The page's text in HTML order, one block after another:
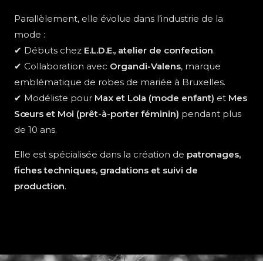
Parallèlement, elle évolue dans l’industrie de la
mode :
✔ Débuts chez E.L.D.E., atelier de confection.
✔ Collaboration avec Organdi-Valens, marque
emblématique de robes de mariée à Bruxelles.
✔ Modéliste pour Max et Lola (mode enfant) et Mes
Sœurs et Moi (prêt-à-porter féminin) pendant plus
de 10 ans.
Elle est spécialisée dans la création de patronages,
fiches techniques, gradations et suivi de
production.